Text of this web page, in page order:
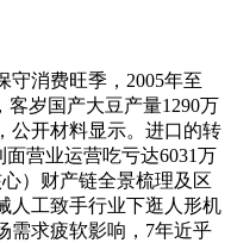
消费旺季，2005年至
客岁国产大豆产量1290万
公开材料显示。进口的转
营业运营吃亏达6031万
）财产链全景梳理及区
人工致手行业下逛人形机
需求疲软影响，7年近乎